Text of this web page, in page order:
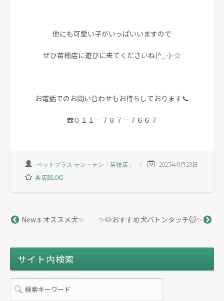
他にも可愛い子がいっぱいいますので
ぜひ苗穂店に遊びに来てくださいね(^_-)-☆
お電話でのお問い合わせもお待ちしております📞
☎０１１－７８７－７６６７
ペットプラス テン・テン「苗穂店」
2025年9月23日
各店BLOG
New🌷オススメ犬✨ ✨🐶おすすめ犬バトンタッチ🐱✨
サイト内検索